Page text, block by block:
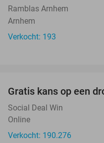
Ramblas Arnhem
Arnhem
Verkocht: 193
Gratis kans op een
Social Deal Win
Online
Verkocht: 190.276